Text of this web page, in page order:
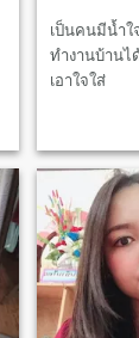
เป็นคนมีน้ำใ
ทำงานบ้านไ
เอาใจใส่